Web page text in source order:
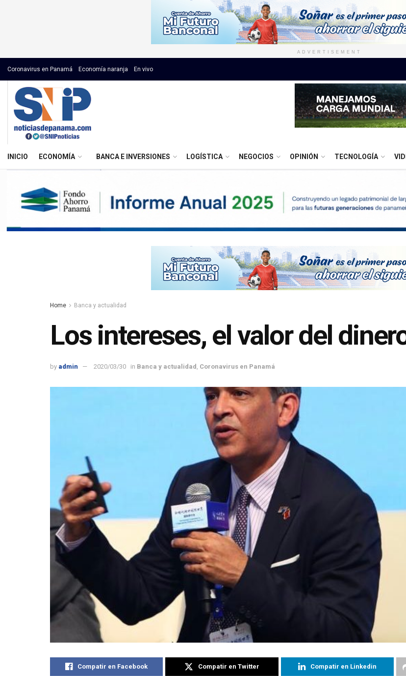
ADVERTISEMENT
Coronavirus en Panamá Economía naranja En vivo
INICIO ECONOMÍA BANCA E INVERSIONES LOGÍSTICA NEGOCIOS OPINIÓN TECNOLOGÍA
Home Banca y actualidad
Los intereses, el valor del
by admin 2020/03/30 in Banca y actualidad Coronavirus en Panamá
Compatir en Facebook Compatir en Twitter Compatir en Linkedin